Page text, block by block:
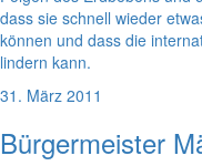
dass sie schnell wieder
können und dass die
lindern kann.
31. März 2011
Bürgermeister